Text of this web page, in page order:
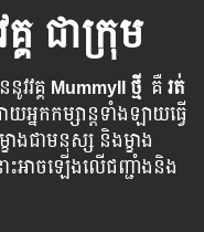
គ​​ជាក្រុម
វ​វគ្គ​ MummyII​ ថ្មី គឺរត់
យ​​អ្នក​​​កម្សាន្ត​​​ទាំង​​ឡាយ​​​ធ្វើ​
ខាងជាមនុស្ស និងម្ខាង
ះអាចឡើងលើជញ្ជាំងនិង